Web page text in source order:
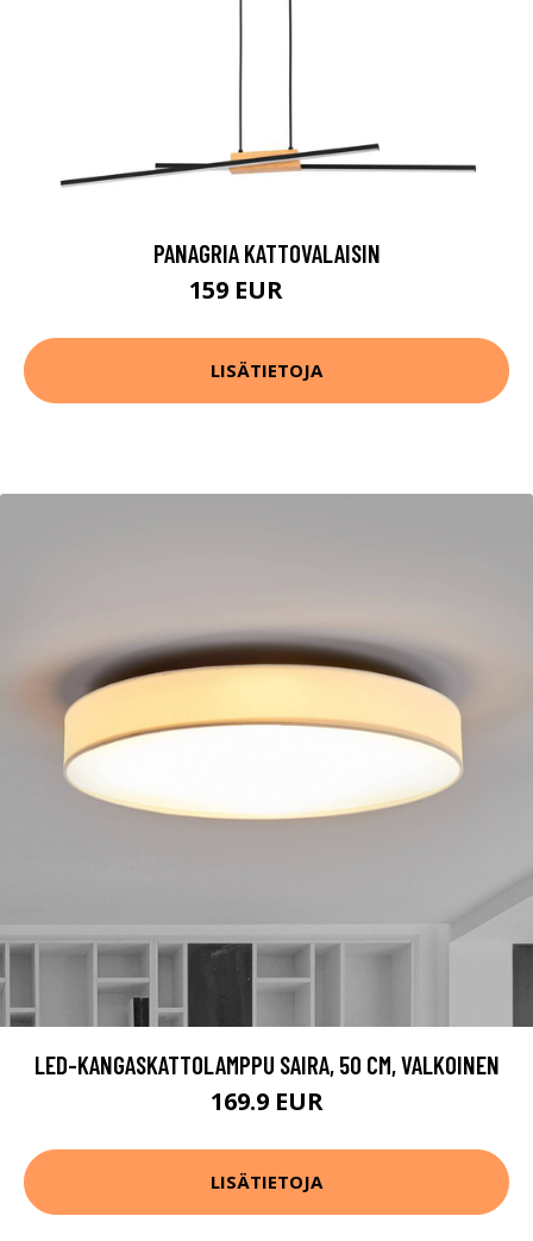
PANAGRIA KATTOVALAISIN
159 EUR
LISÄTIETOJA
LED-KANGASKATTOLAMPPU SAIRA, 50 CM, VALKOINEN
169.9 EUR
LISÄTIETOJA